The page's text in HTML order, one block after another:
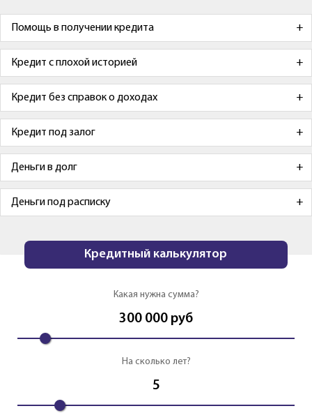
Помощь в получении кредита
Кредит с плохой историей
Кредит без справок о доходах
Кредит под залог
Деньги в долг
Деньги под расписку
Кредитный калькулятор
Какая нужна сумма?
300 000 руб
На сколько лет?
5